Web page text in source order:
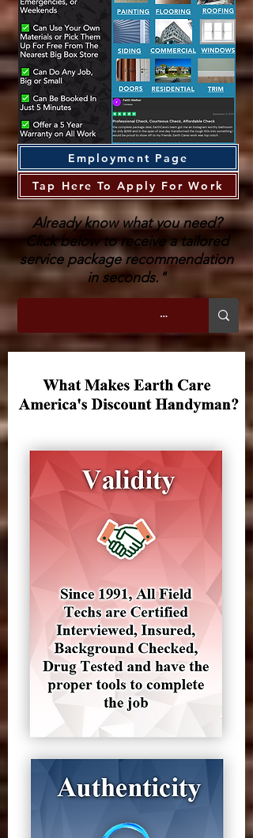
Employment Page
Tap Here To Apply For Work
Already know what you need?
Click below to receive a tailored
service package recommendation
in seconds."